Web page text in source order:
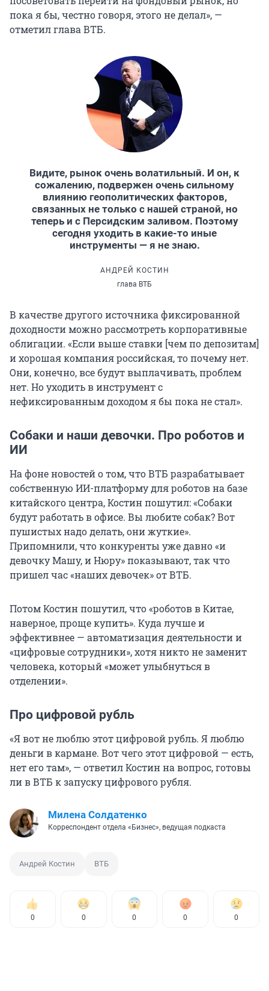
пока я бы, честно говоря, этого не делал», —
отметил глава ВТБ.
Видите, рынок очень волатильный. И он, к
сожалению, подвержен очень сильному
влиянию геополитических факторов,
связанных не только с нашей страной, но
теперь и с Персидским заливом. Поэтому
сегодня уходить в какие-то иные
инструменты — я не знаю.
АНДРЕЙ КОСТИН
глава ВТБ
В качестве другого источника фиксированной
доходности можно рассмотреть корпоративные
облигации. «Если выше ставки [чем по депозитам]
и хорошая компания российская, то почему нет.
Они, конечно, все будут выплачивать, проблем
нет. Но уходить в инструмент с
нефиксированным доходом я бы пока не стал».
Собаки и наши девочки. Про роботов и
ИИ
На фоне новостей о том, что ВТБ разрабатывает
собственную ИИ-платформу для роботов на базе
китайского центра, Костин пошутил: «Собаки
будут работать в офисе. Вы любите собак? Вот
пушистых надо делать, они жуткие».
Припомнили, что конкуренты уже давно «и
девочку Машу, и Нюру» показывают, так что
пришел час «наших девочек» от ВТБ.
Потом Костин пошутил, что «роботов в Китае,
наверное, проще купить». Куда лучше и
эффективнее — автоматизация деятельности и
«цифровые сотрудники», хотя никто не заменит
человека, который «может улыбнуться в
отделении».
Про цифровой рубль
«Я вот не люблю этот цифровой рубль. Я люблю
деньги в кармане. Вот чего этот цифровой — есть,
нет его там», — ответил Костин на вопрос, готовы
ли в ВТБ к запуску цифрового рубля.
Милена Солдатенко
Корреспондент отдела «Бизнес», ведущая подкаста
Андрей Костин ВТБ
0 0 0 0 0